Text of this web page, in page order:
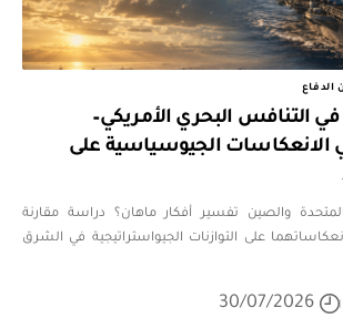
الدفاع
التنافس البحري الأمريكي–
الانعكاسات الجيوسياسية على
والصين تفسير أفكار ماهان؟ دراسة مقارنة
على التوازنات الجيواستراتيجية في الشرق
30/07/2026